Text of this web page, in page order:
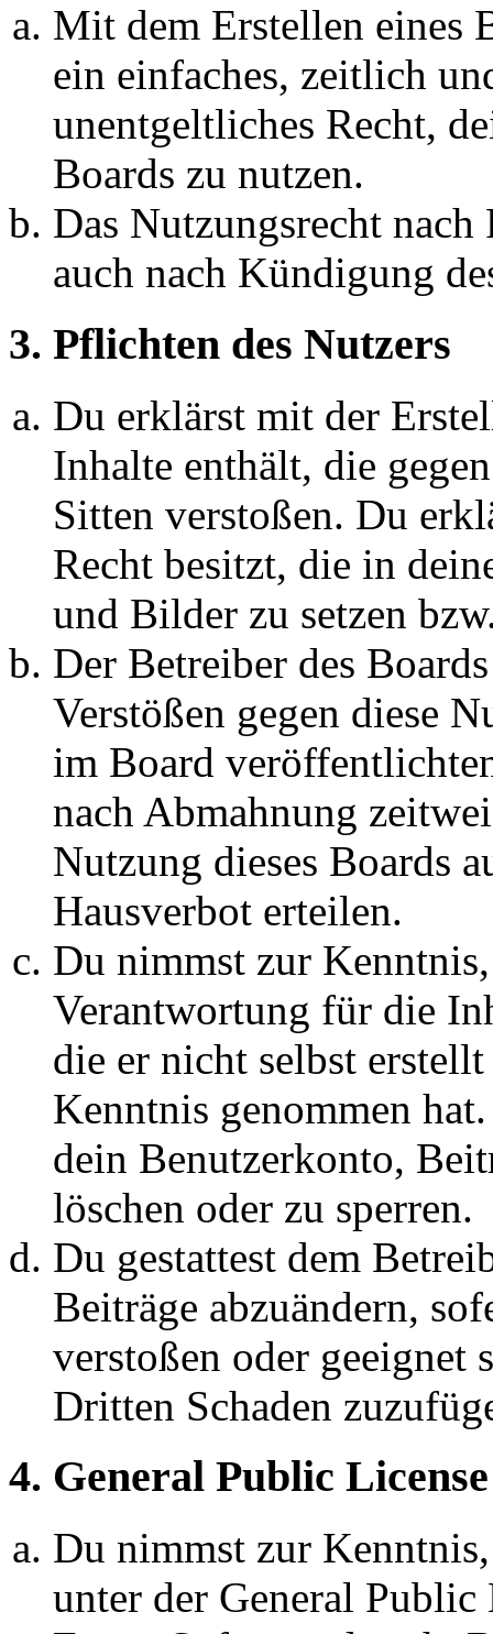
Mit dem Erstellen eines
ein einfaches, zeitlich
unentgeltliches Recht,
Boards zu nutzen.
Das Nutzungsrecht
auch nach Kündigung
3. Pflichten des Nutzers
Du erklärst mit der
Inhalte enthält, die
Sitten verstoßen. Du
Recht besitzt, die in
und Bilder zu setzen
Der Betreiber des
Verstößen gegen diese
im Board
nach Abmahnung
Nutzung dieses Boards
Hausverbot erteilen.
Du nimmst zur
Verantwortung für die
die er nicht selbst
Kenntnis genommen
dein Benutzerkonto,
löschen oder zu sperren.
Du gestattest dem
Beiträge abzuändern,
verstoßen oder geeignet
Dritten Schaden
4. General Public License
Du nimmst zur
unter der General